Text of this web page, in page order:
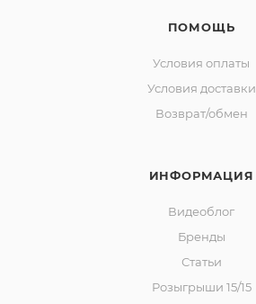
ПОМОЩЬ
Условия оплаты
Условия доставки
Возврат/обмен
ИНФОРМАЦИЯ
Видеоблог
Бренды
Статьи
Розыгрыши 15/15